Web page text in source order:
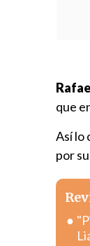
que
Así lo
por